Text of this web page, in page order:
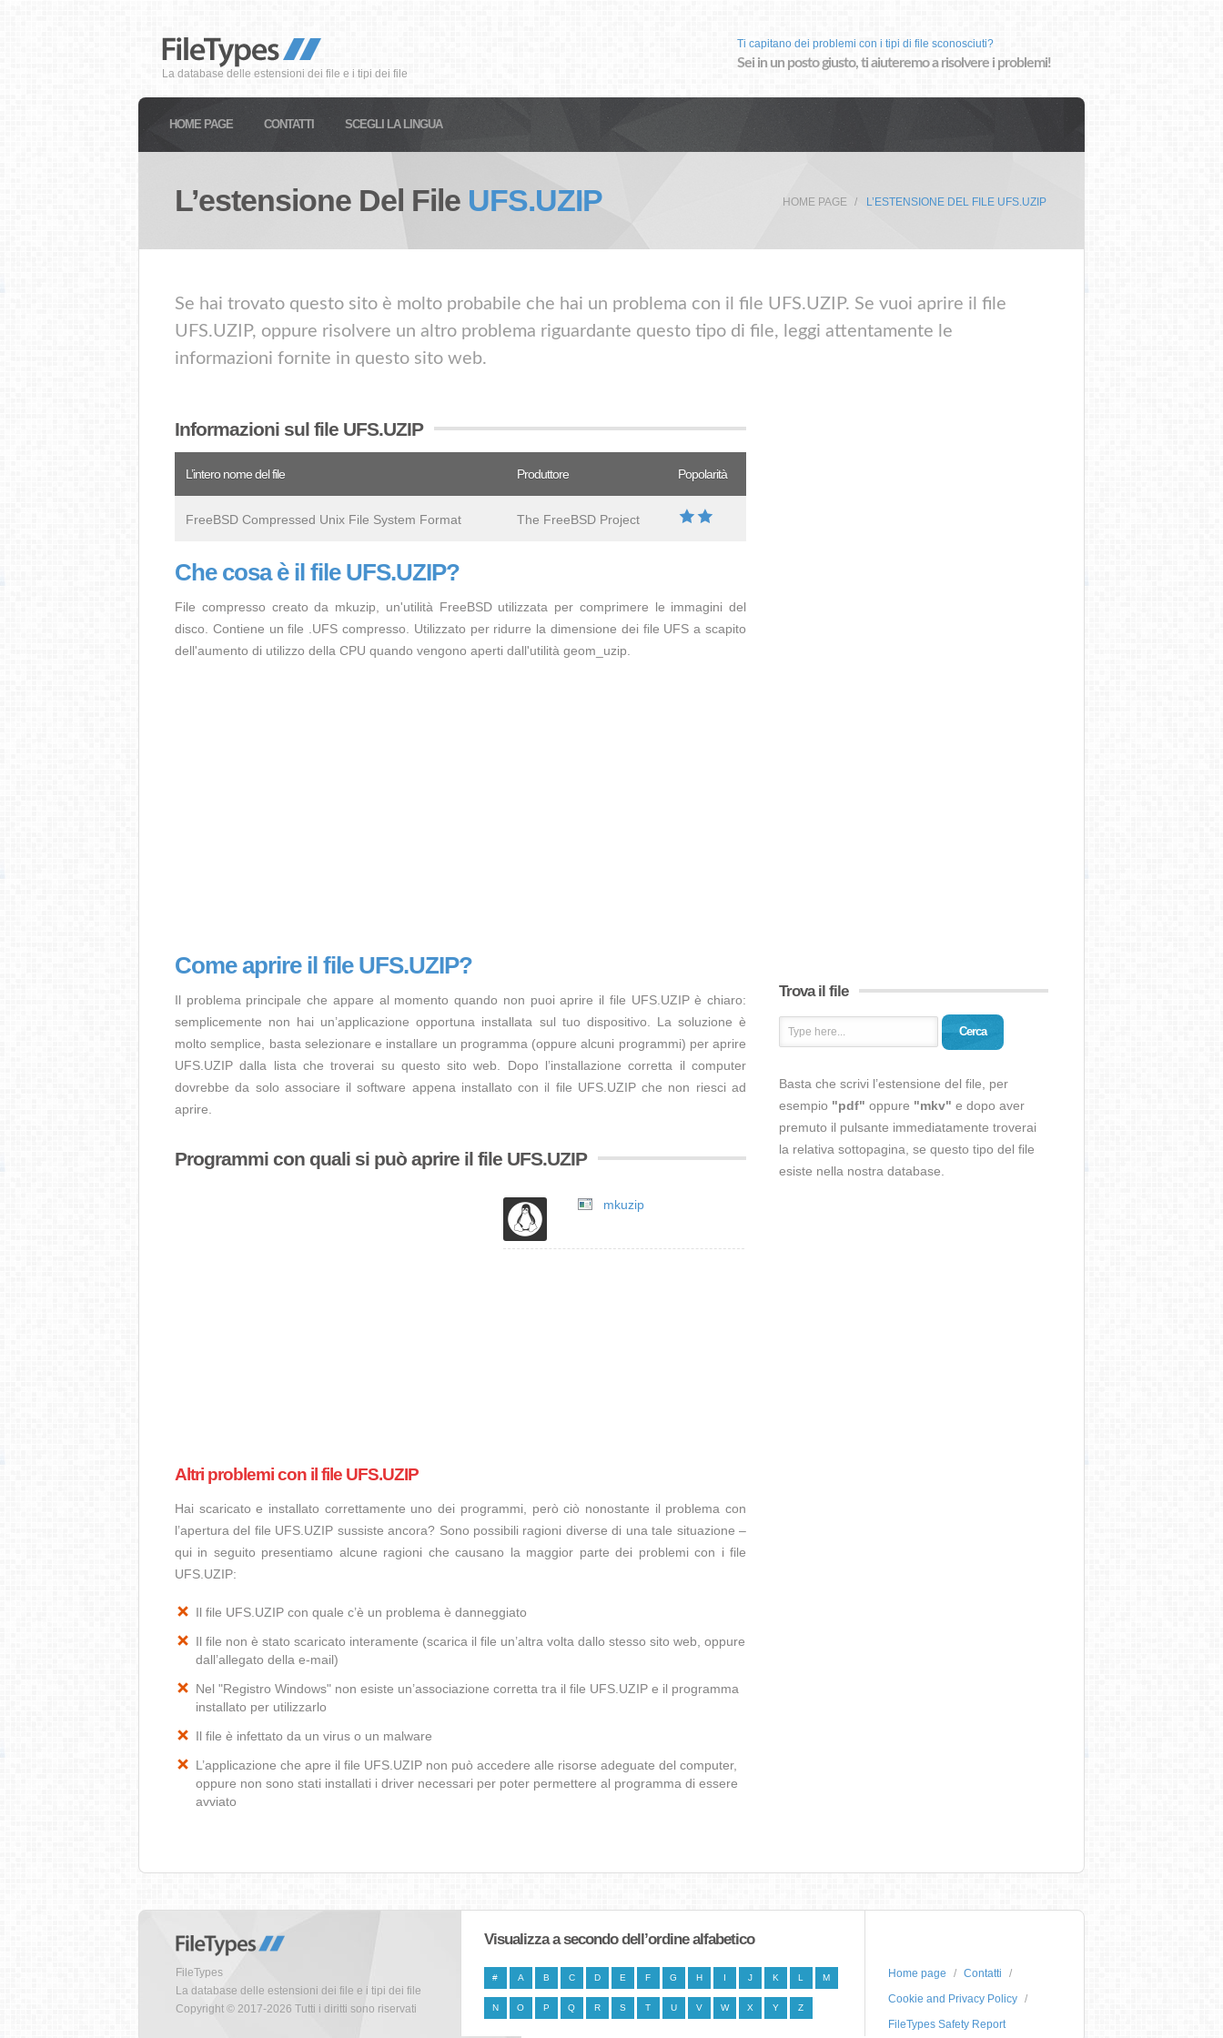
La database delle estensioni dei file e i tipi dei file
Ti capitano dei problemi con i tipi di file sconosciuti?
Sei in un posto giusto, ti aiuteremo a risolvere i problemi!
HOME PAGE CONTATTI SCEGLI LA LINGUA
L’estensione Del File UFS.UZIP HOME PAGE L’ESTENSIONE DEL FILE UFS.UZIP
Se hai trovato questo sito è molto probabile che hai un problema con il file UFS.UZIP. Se vuoi aprire il file
UFS.UZIP, oppure risolvere un altro problema riguardante questo tipo di file, leggi attentamente le
informazioni fornite in questo sito web.
Informazioni sul file UFS.UZIP
L’intero nome del file Produttore Popolarità
FreeBSD Compressed Unix File System Format The FreeBSD Project
Che cosa è il file UFS.UZIP?
File compresso creato da mkuzip, un'utilità FreeBSD utilizzata per comprimere le immagini del
disco. Contiene un file .UFS compresso. Utilizzato per ridurre la dimensione dei file UFS a scapito
dell'aumento di utilizzo della CPU quando vengono aperti dall'utilità geom_uzip.
Come aprire il file UFS.UZIP?
Il problema principale che appare al momento quando non puoi aprire il file UFS.UZIP è chiaro:
semplicemente non hai un’applicazione opportuna installata sul tuo dispositivo. La soluzione è
molto semplice, basta selezionare e installare un programma (oppure alcuni programmi) per aprire
UFS.UZIP dalla lista che troverai su questo sito web. Dopo l’installazione corretta il computer
dovrebbe da solo associare il software appena installato con il file UFS.UZIP che non riesci ad
aprire.
Programmi con quali si può aprire il file UFS.UZIP
mkuzip
Altri problemi con il file UFS.UZIP
Hai scaricato e installato correttamente uno dei programmi, però ciò nonostante il problema con
l’apertura del file UFS.UZIP sussiste ancora? Sono possibili ragioni diverse di una tale situazione –
qui in seguito presentiamo alcune ragioni che causano la maggior parte dei problemi con i file
UFS.UZIP:
Il file UFS.UZIP con quale c’è un problema è danneggiato
Il file non è stato scaricato interamente (scarica il file un’altra volta dallo stesso sito web, oppure
dall’allegato della e-mail)
Nel "Registro Windows" non esiste un’associazione corretta tra il file UFS.UZIP e il programma
installato per utilizzarlo
Il file è infettato da un virus o un malware
L’applicazione che apre il file UFS.UZIP non può accedere alle risorse adeguate del computer,
oppure non sono stati installati i driver necessari per poter permettere al programma di essere
avviato
Trova il file
Cerca
Basta che scrivi l’estensione del file, per
esempio "pdf" oppure "mkv" e dopo aver
premuto il pulsante immediatamente troverai
la relativa sottopagina, se questo tipo del file
esiste nella nostra database.
FileTypes
La database delle estensioni dei file e i tipi dei file
Copyright © 2017-2026 Tutti i diritti sono riservati
Visualizza a secondo dell’ordine alfabetico
# A B C D E F G H I J K L M
N O P Q R S T U V W X Y Z
Home page
Contatti
Cookie and Privacy Policy
FileTypes Safety Report